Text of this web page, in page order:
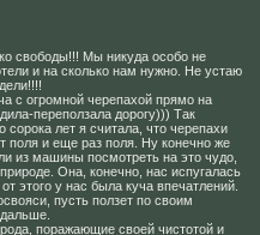
свободы!!! Мы никуда особо не
и на сколько нам нужно. Не устаю
с огромной черепахой прямо на
переползала дорогу))) Так
лет я считала, что черепахи
поля и еще раз поля. Ну конечно же
из машины посмотреть на это чудо,
Она, конечно, нас испугалась
этого у нас была куча впечатлений.
пусть ползет по своим
поражающие своей чистотой и